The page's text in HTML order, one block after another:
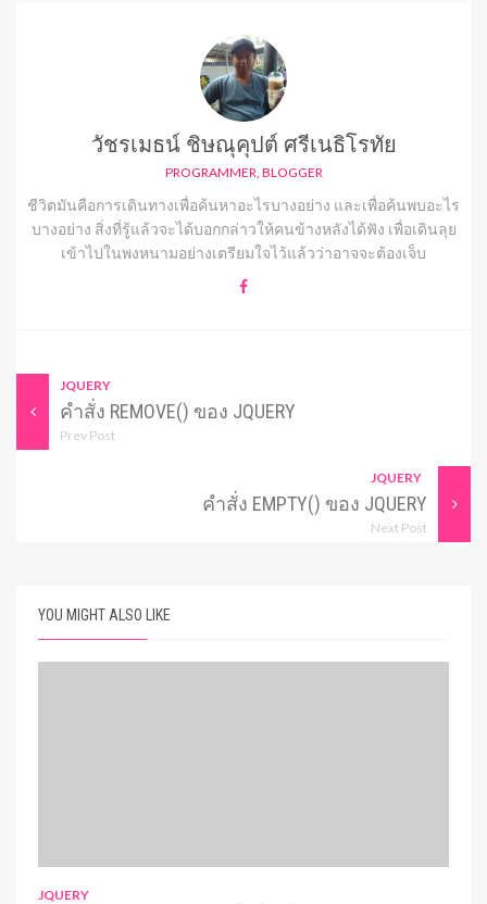
วัชรเมธน์ ชิษณุคุปต์ ศรีเนธิโรทัย
PROGRAMMER, BLOGGER
ชีวิตมันคือการเดินทางเพื่อค้นหาอะไรบางอย่าง และเพื่อค้นพบอะไร
บางอย่าง สิ่งที่รู้แล้วจะได้บอกกล่าวให้คนข้างหลังได้ฟัง เพื่อเดินลุย
เข้าไปในพงหนามอย่างเตรียมใจไว้แล้วว่าอาจจะต้องเจ็บ
JQUERY
คำสั่ง REMOVE() ของ JQUERY
Prev Post
JQUERY
คำสั่ง EMPTY() ของ JQUERY
Next Post
YOU MIGHT ALSO LIKE
JQUERY